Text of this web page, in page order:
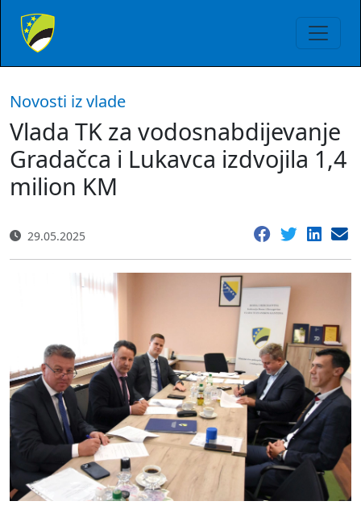
Novosti iz vlade
Vlada TK za vodosnabdijevanje
Gradačca i Lukavca izdvojila 1,4
milion KM
29.05.2025